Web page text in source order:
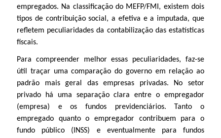
empregados. Na classificação do MEFP/FMI, existem dois
tipos de contribuição social, a efetiva e a imputada, que
refletem peculiaridades da contabilização das estatísticas
fiscais.
Para compreender melhor essas peculiaridades, faz-se
útil traçar uma comparação do governo em relação ao
padrão mais geral das empresas privadas. No setor
privado há uma separação clara entre o empregador
(empresa) e os fundos previdenciários. Tanto o
empregado quanto o empregador contribuem para o
fundo público (INSS) e eventualmente para fundos